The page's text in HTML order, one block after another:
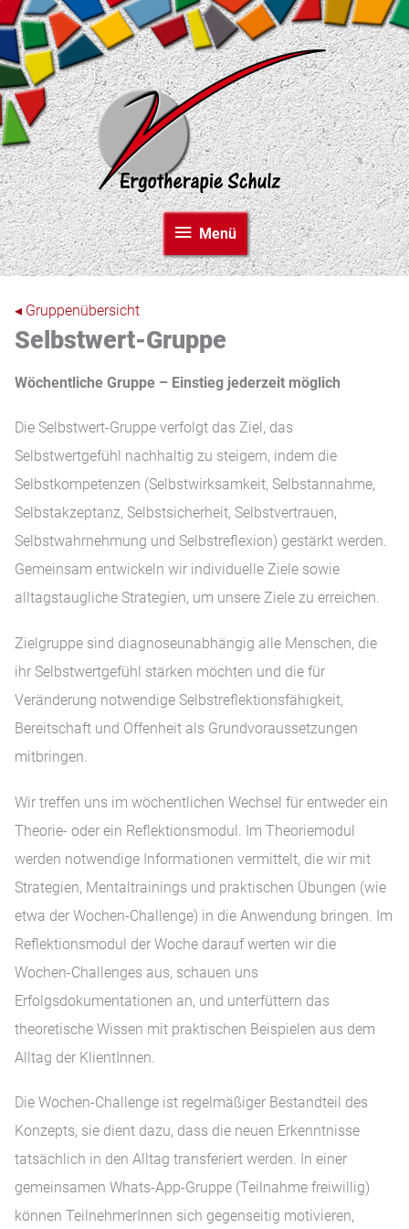
Zum
Inhalt
springen
Menü
Menü
◂ Gruppenübersicht
Selbstwert-Gruppe
Wöchentliche Gruppe – Einstieg jederzeit möglich
Die Selbstwert-Gruppe verfolgt das Ziel, das
Selbstwertgefühl nachhaltig zu steigern, indem die
Selbstkompetenzen (Selbstwirksamkeit, Selbstannahme,
Selbstakzeptanz, Selbstsicherheit, Selbstvertrauen,
Selbstwahrnehmung und Selbstreflexion) gestärkt werden.
Gemeinsam entwickeln wir individuelle Ziele sowie
alltagstaugliche Strategien, um unsere Ziele zu erreichen.
Zielgruppe sind diagnoseunabhängig alle Menschen, die
ihr Selbstwertgefühl stärken möchten und die für
Veränderung notwendige Selbstreflektionsfähigkeit,
Bereitschaft und Offenheit als Grundvoraussetzungen
mitbringen.
Wir treffen uns im wöchentlichen Wechsel für entweder ein
Theorie- oder ein Reflektionsmodul. Im Theoriemodul
werden notwendige Informationen vermittelt, die wir mit
Strategien, Mentaltrainings und praktischen Übungen (wie
etwa der Wochen-Challenge) in die Anwendung bringen. Im
Reflektionsmodul der Woche darauf werten wir die
Wochen-Challenges aus, schauen uns
Erfolgsdokumentationen an, und unterfüttern das
theoretische Wissen mit praktischen Beispielen aus dem
Alltag der KlientInnen.
Die Wochen-Challenge ist regelmäßiger Bestandteil des
Konzepts, sie dient dazu, dass die neuen Erkenntnisse
tatsächlich in den Alltag transferiert werden. In einer
gemeinsamen Whats-App-Gruppe (Teilnahme freiwillig)
können TeilnehmerInnen sich gegenseitig motivieren,